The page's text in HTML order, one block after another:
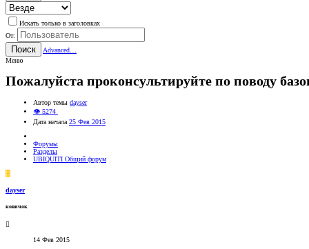
Искать только в заголовках
От:
Поиск
Advanced…
Меню
Пожалуйста проконсультируйте по поводу
Автор темы dayser
👁 5274
Дата начала 25 Фев 2015
Форумы
Разделы
UBIQUITI Общий форум
D
dayser
новичок
14 Фев 2015